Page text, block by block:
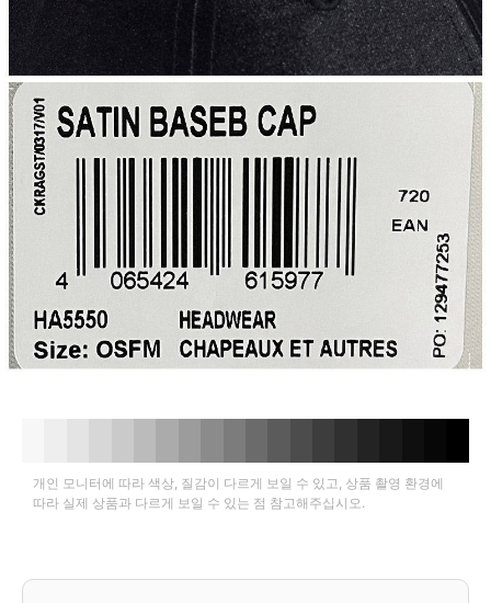
개인 모니터에 따라 색상, 질감이 다르게 보일 수 있고, 상품 촬영 환경에
따라 실제 상품과 다르게 보일 수 있는 점 참고해주십시오.